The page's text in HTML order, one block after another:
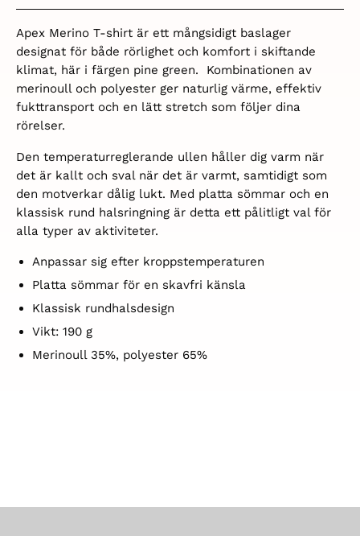
Apex Merino T-shirt är ett mångsidigt baslager
designat för både rörlighet och komfort i skiftande
klimat, här i färgen pine green. Kombinationen av
merinoull och polyester ger naturlig värme, effektiv
fukttransport och en lätt stretch som följer dina
rörelser.
Den temperaturreglerande ullen håller dig varm när
det är kallt och sval när det är varmt, samtidigt som
den motverkar dålig lukt. Med platta sömmar och en
klassisk rund halsringning är detta ett pålitligt val för
alla typer av aktiviteter.
Anpassar sig efter kroppstemperaturen
Platta sömmar för en skavfri känsla
Klassisk rundhalsdesign
Vikt: 190 g
Merinoull 35%, polyester 65%